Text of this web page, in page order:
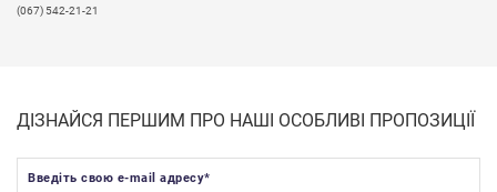
(067) 542-21-21
ДІЗНАЙСЯ ПЕРШИМ ПРО НАШІ ОСОБЛИВІ ПРОПОЗИЦІЇ
Введіть свою e-mail адресу*